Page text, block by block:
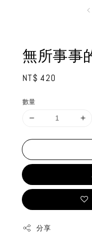
無所事事
Regular
NT$ 420
數量
分享